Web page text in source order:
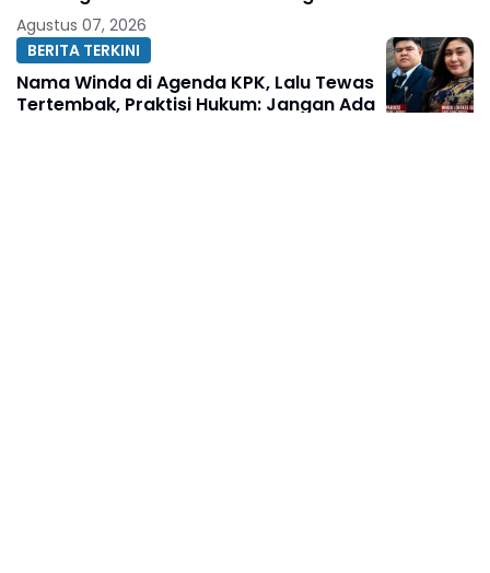
Agustus 07, 2026
BERITA TERKINI
Nama Winda di Agenda KPK, Lalu Tewas
Tertembak, Praktisi Hukum: Jangan Ada